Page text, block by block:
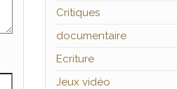
Critiques
documentaire
Ecriture
Jeux vidéo